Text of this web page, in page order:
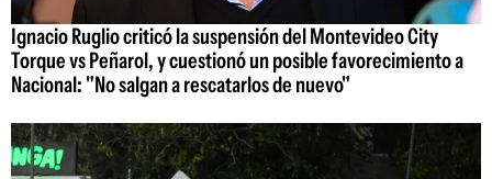
Ignacio Ruglio criticó la suspensión del Montevideo City
Torque vs Peñarol, y cuestionó un posible favorecimiento a
Nacional: "No salgan a rescatarlos de nuevo"